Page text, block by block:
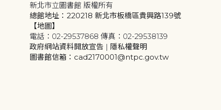
新北市立圖書館 版權所有
總館地址：220218 新北市板橋區貴興路139號
【地圖】
電話：02-29537868 傳真：02-29538139
政府網站資料開放宣告 | 隱私權聲明
圖書館信箱：cad2170001@ntpc.gov.tw